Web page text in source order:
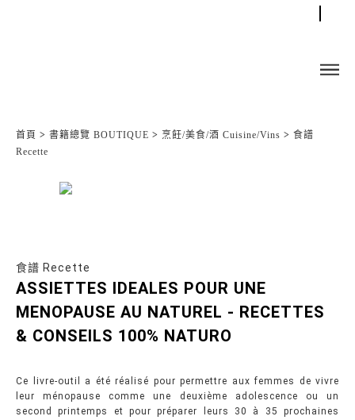
首頁 > 書籍總覽 BOUTIQUE > 烹飪/美食/酒 Cuisine/Vins > 食譜
Recette
食譜 Recette
ASSIETTES IDEALES POUR UNE
MENOPAUSE AU NATUREL - RECETTES
& CONSEILS 100% NATURO
Ce livre-outil a été réalisé pour permettre aux femmes de vivre
leur ménopause comme une deuxième adolescence ou un
second printemps et pour préparer leurs 30 à 35 prochaines